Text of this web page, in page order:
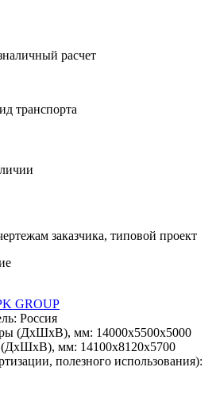
расчет
транспорта
заказчика, типовой проект
GROUP
Россия
(ДхШхВ), мм: 14000х5500х5000
(ДхШхВ), мм: 14100х8120х5700
полезного использования):